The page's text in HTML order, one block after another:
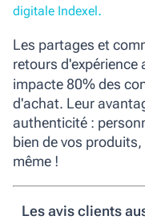
digitale Indexel.
Les partages et
retours d'expérience
impacte 80% des
d'achat. Leur
authenticité :
bien de vos
même !
Les avis clients